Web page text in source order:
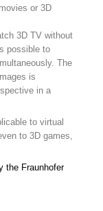
or 3D
3D TV without
possible to
The
is
in a
to virtual
to 3D games,
the Fraunhofer